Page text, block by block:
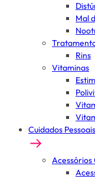
Mal
Rins
Vitaminas
Cuidados Pessoais
Acessórios